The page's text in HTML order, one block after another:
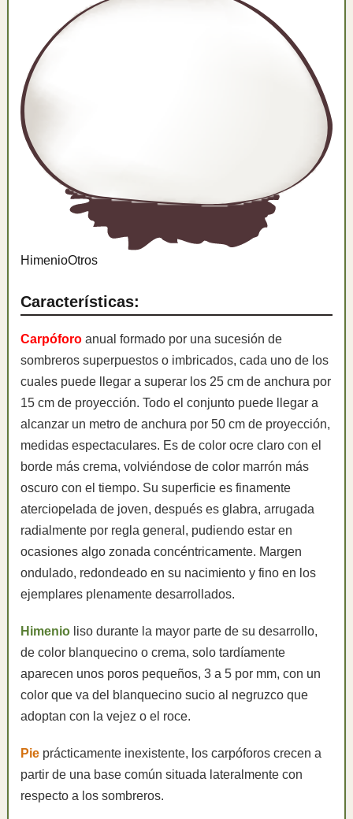
HimenioOtros
Características:
Carpóforo anual formado por una sucesión de
sombreros superpuestos o imbricados, cada uno de los
cuales puede llegar a superar los 25 cm de anchura por
15 cm de proyección. Todo el conjunto puede llegar a
alcanzar un metro de anchura por 50 cm de proyección,
medidas espectaculares. Es de color ocre claro con el
borde más crema, volviéndose de color marrón más
oscuro con el tiempo. Su superficie es finamente
aterciopelada de joven, después es glabra, arrugada
radialmente por regla general, pudiendo estar en
ocasiones algo zonada concéntricamente. Margen
ondulado, redondeado en su nacimiento y fino en los
ejemplares plenamente desarrollados.
Himenio liso durante la mayor parte de su desarrollo,
de color blanquecino o crema, solo tardíamente
aparecen unos poros pequeños, 3 a 5 por mm, con un
color que va del blanquecino sucio al negruzco que
adoptan con la vejez o el roce.
Pie prácticamente inexistente, los carpóforos crecen a
partir de una base común situada lateralmente con
respecto a los sombreros.